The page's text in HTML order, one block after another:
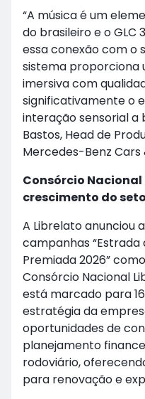
“A música é um
do brasileiro e o GLC
essa conexão com o
sistema proporciona
imersiva com
significativamente o
interação sensorial a
Bastos, Head de
Mercedes-Benz Cars
Consórcio
crescimento do
A Librelato anunciou
campanhas “Estrada
Premiada 2026”
Consórcio Nacional
está marcado para
estratégia da
oportunidades de
planejamento
rodoviário,
para renovação e